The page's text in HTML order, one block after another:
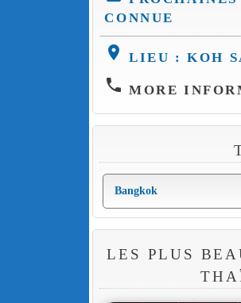
CONNUE
location_on LIEU : KOH
phone MORE
LES PLUS